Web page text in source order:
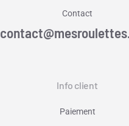
Contact
Info client
Paiement